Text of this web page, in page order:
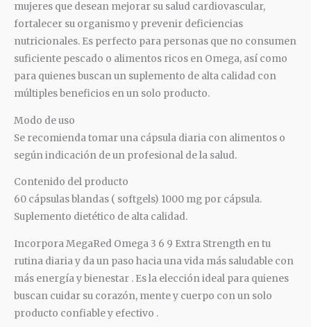
mujeres que desean mejorar su salud cardiovascular,
fortalecer su organismo y prevenir deficiencias
nutricionales. Es perfecto para personas que no consumen
suficiente pescado o alimentos ricos en Omega, así como
para quienes buscan un suplemento de alta calidad con
múltiplesbeneficios en un solo producto.
Modo de uso
Se recomienda tomar una cápsula diaria con alimentos o
segúnindicación de un profesional de la salud.
Contenido del producto
60 cápsulasblandas ( softgels) 1000 mg por cápsula.
Suplemento dietético de alta calidad.
Incorpora MegaRed Omega 3 6 9 Extra Strength en tu
rutina diaria y da un paso hacia una vida más saludable con
más energíay bienestar . Es la elecciónideal para quienes
buscan cuidar su corazón, mente y cuerpo con un solo
producto confiable y efectivo .